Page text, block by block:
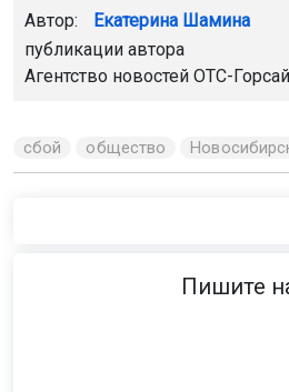
Автор: Екатерина Шамина
публикации автора
Агентство новостей ОТС-
сбой общество
Пишите